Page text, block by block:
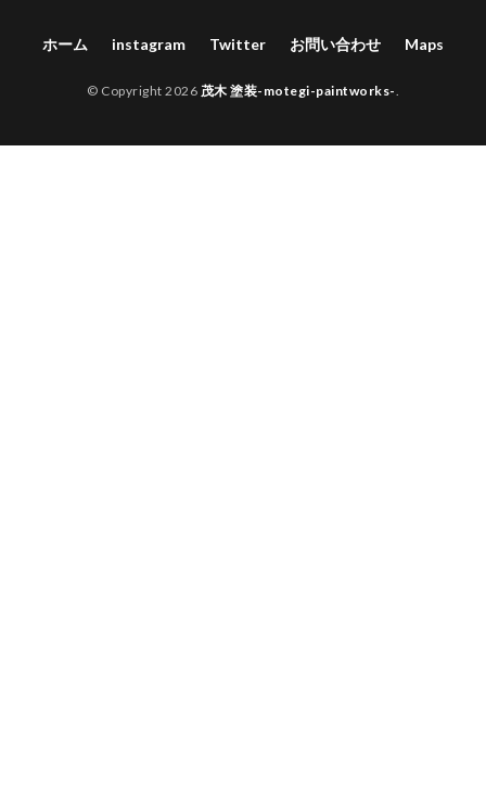
ホーム instagram Twitter お問い合わせ Maps
© Copyright 2026 茂木 塗装-motegi-paintworks-.